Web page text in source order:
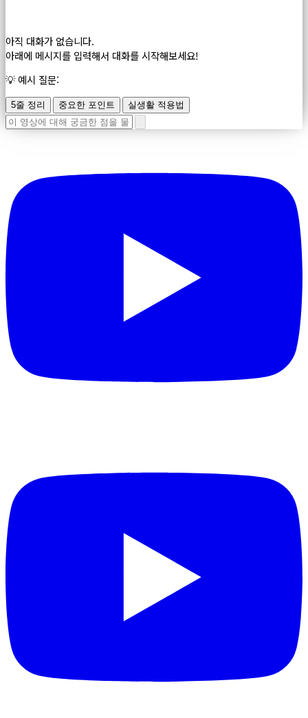
아직 대화가 없습니다.
아래에 메시지를 입력해서 대화를 시작해보세요!
💡 예시 질문:
5줄 정리 중요한 포인트 실생활 적용법